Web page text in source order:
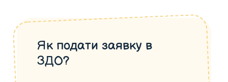
Як подати заявку в
ЗДО?